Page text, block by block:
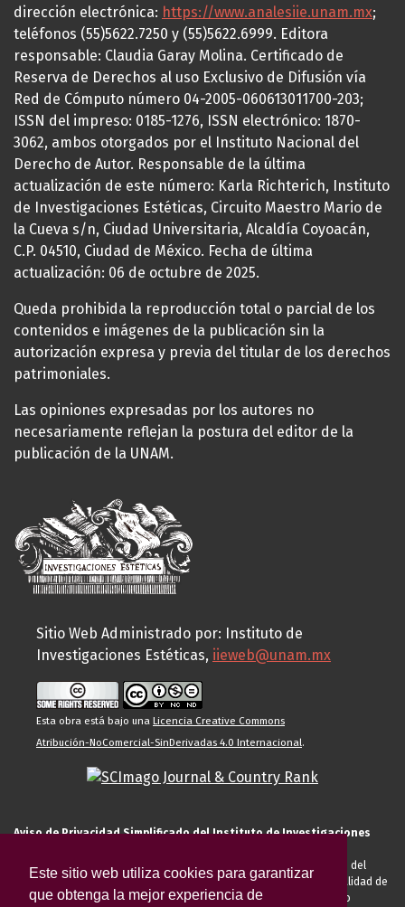
Este sitio web utiliza cookies para garantizar
que obtenga la mejor experiencia de
dirección electrónica: https://www.analesiie.unam.mx;
teléfonos (55)5622.7250 y (55)5622.6999. Editora
responsable: Claudia Garay Molina. Certificado de
Reserva de Derechos al uso Exclusivo de Difusión vía
Red de Cómputo número 04-2005-060613011700-203;
ISSN del impreso: 0185-1276, ISSN electrónico: 1870-
3062, ambos otorgados por el Instituto Nacional del
Derecho de Autor. Responsable de la última
actualización de este número: Karla Richterich, Instituto
de Investigaciones Estéticas, Circuito Maestro Mario de
la Cueva s/n, Ciudad Universitaria, Alcaldía Coyoacán,
C.P. 04510, Ciudad de México. Fecha de última
actualización: 06 de octubre de 2025.
Queda prohibida la reproducción total o parcial de los
contenidos e imágenes de la publicación sin la
autorización expresa y previa del titular de los derechos
patrimoniales.
Las opiniones expresadas por los autores no
necesariamente reflejan la postura del editor de la
publicación de la UNAM.
Sitio Web Administrado por: Instituto de
Investigaciones Estéticas, iieweb@unam.mx
Esta obra está bajo una Licencia Creative Commons
Atribución-NoComercial-SinDerivadas 4.0 Internacional.
Aviso de Privacidad Simplificado del Instituto de Investigaciones
El Instituto de Investigaciones Estéticas de la UNAM, es responsable del
tratamiento de sus datos personales para el registro de usted en calidad de
alumno, docente, personal de la entidad académica, conferencista o